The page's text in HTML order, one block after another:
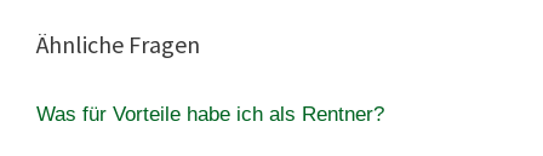
Ähnliche Fragen
Was für Vorteile habe ich als Rentner?